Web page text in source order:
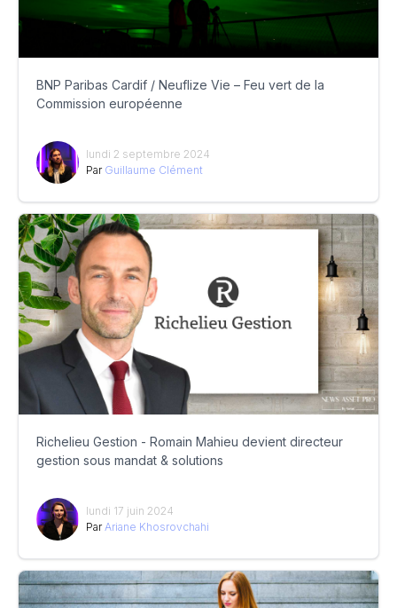
BNP Paribas Cardif / Neuflize Vie – Feu vert de la
Commission européenne
lundi 2 septembre 2024
Par Guillaume Clément
Richelieu Gestion - Romain Mahieu devient directeur
gestion sous mandat & solutions
lundi 17 juin 2024
Par Ariane Khosrovchahi